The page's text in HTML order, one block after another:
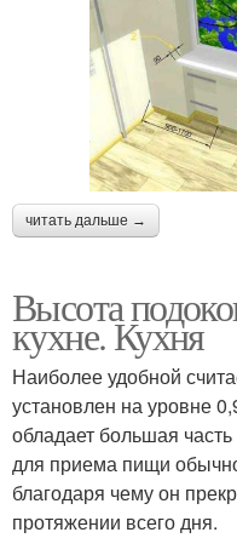
читать дальше →
Высота
кухне. Кухня
Наиболее удобной
установлен на уровне
обладает большая
для приема пищи
благодаря чему он
протяжении всего дня.